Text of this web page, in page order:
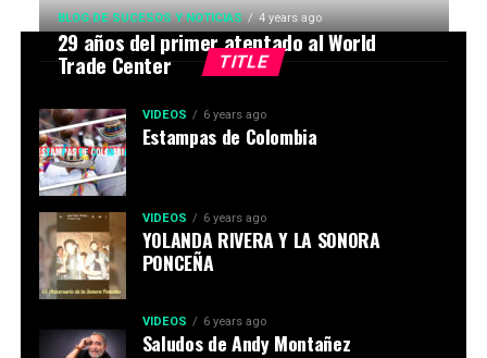
TITLE
BLOG DE SUCESOS Y NOTICIAS 4 years ago
29 años del primer atentado al World
Trade Center
VIDEOS 6 years ago
Estampas de Colombia
VIDEOS 6 years ago
YOLANDA RIVERA Y LA SONORA
PONCEÑA
VIDEOS 6 years ago
Saludos de Andy Montañez